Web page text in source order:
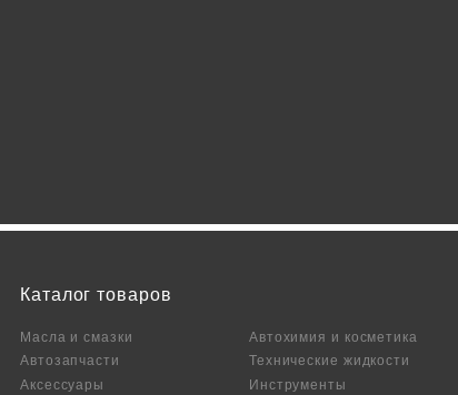
Каталог товаров
Масла и смазки
Автохимия и косметика
Автозапчасти
Технические жидкости
Аксесcуары
Инструменты